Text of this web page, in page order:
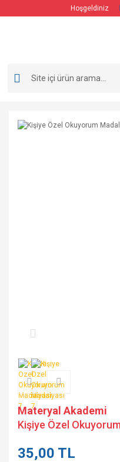
Hoşgeldiniz
Materyal Akademi
Kişiye Özel
35,00 TL